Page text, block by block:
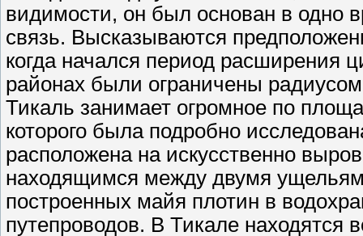
видимости, он был основан в одно
связь. Высказываются
когда начался период расширения
районах были ограничены
Тикаль занимает огромное по
которого была подробно
расположена на искусственно
находящимся между двумя
построенных майя плотин в
путепроводов. В Тикале находятся